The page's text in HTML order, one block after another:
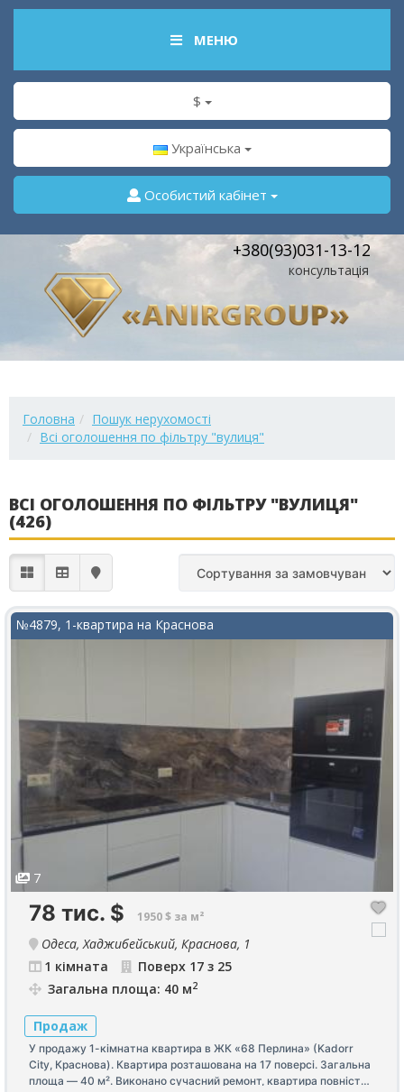
МЕНЮ
$
Українська
Особистий кабінет
+380(93)031-13-12
консультація
Головна
Пошук нерухомості
Всі оголошення по фільтру "вулиця"
ВСІ ОГОЛОШЕННЯ ПО ФІЛЬТРУ "ВУЛИЦЯ"
(426)
№4879, 1-квартира на Краснова
7
78 тис. $ 1950 $ за м²
Одеса, Хаджибейський, Краснова, 1
1 кімната
Поверх 17 з 25
Загальна площа: 40 м2
Продаж
У продажу 1-кімнатна квартира в ЖК «68 Перлина» (Kadorr
City, Краснова). Квартира розташована на 17 поверсі. Загальна
площа — 40 м². Виконано сучасний ремонт, квартира повністю